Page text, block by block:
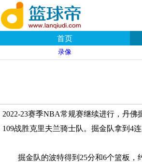
首页
录像
2022-23赛季NBA常规赛继续进行，丹
109战胜克里夫兰骑士队。掘金队拿到4
掘金队的波特得到25分和6个篮板，约